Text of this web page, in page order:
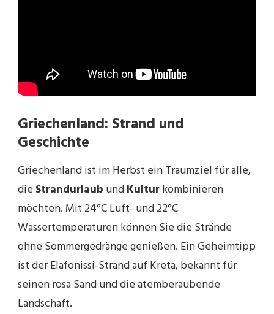
Griechenland: Strand und
Geschichte
Griechenland ist im Herbst ein Traumziel für alle,
die Strandurlaub undKulturkombinieren
möchten. Mit 24°C Luft- und 22°C
Wassertemperaturen können Sie die Strände
ohne Sommergedränge genießen. Ein Geheimtipp
ist der Elafonissi-Strand auf Kreta, bekannt für
seinen rosa Sand und die atemberaubende
Landschaft.